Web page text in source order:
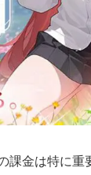
課金は特に重